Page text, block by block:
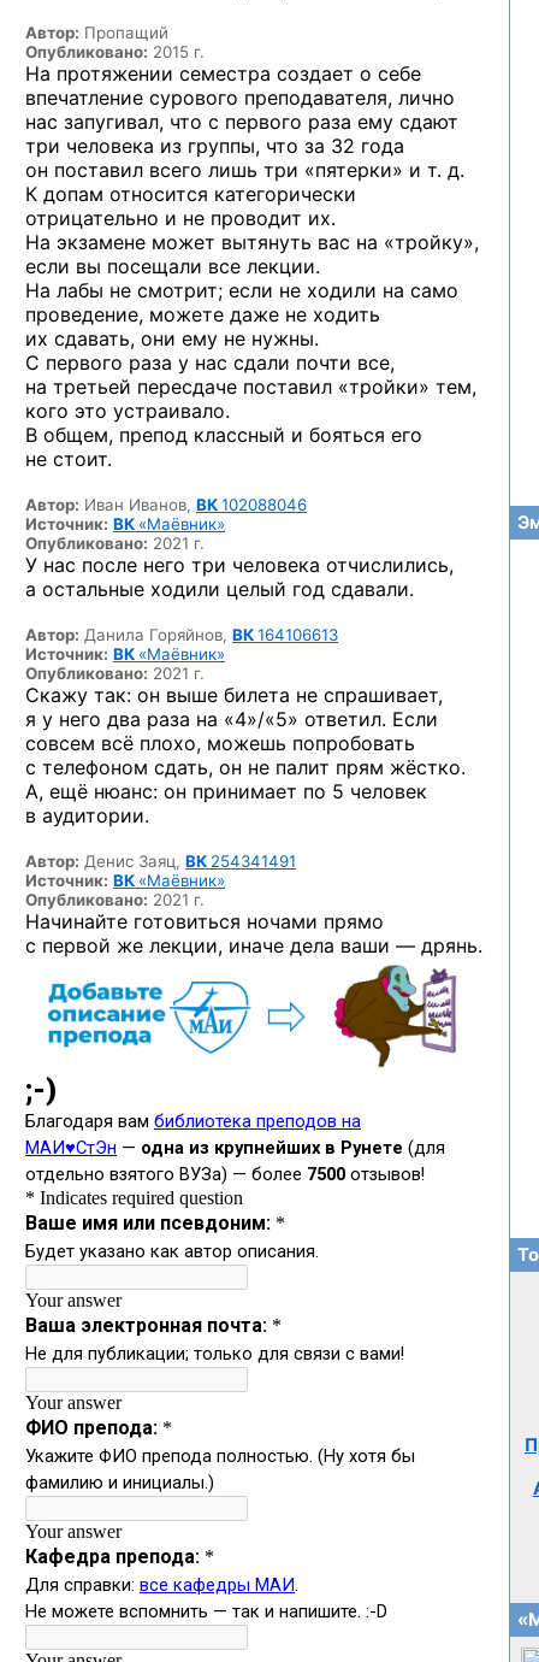
Автор: Пропащий
Опубликовано: 2015 г.
На протяжении семестра создает о себе
впечатление сурового преподавателя, лично
нас запугивал, что с первого раза ему сдают
три человека из группы, что за 32 года
он поставил всего лишь три «пятерки» и т. д.
К допам относится категорически
отрицательно и не проводит их.
На экзамене может вытянуть вас на «тройку»,
если вы посещали все лекции.
На лабы не смотрит; если не ходили на само
проведение, можете даже не ходить
их сдавать, они ему не нужны.
С первого раза у нас сдали почти все,
на третьей пересдаче поставил «тройки» тем,
кого это устраивало.
В общем, препод классный и бояться его
не стоит.
Автор: Иван Иванов, ВК102088046
Источник: ВК «Маёвник»
Опубликовано: 2021 г.
У нас после него три человека отчислились,
а остальные ходили целый год сдавали.
Автор: Данила Горяйнов, ВК164106613
Источник: ВК «Маёвник»
Опубликовано: 2021 г.
Скажу так: он выше билета не спрашивает,
я у него два раза на «4»/«5» ответил. Если
совсем всё плохо, можешь попробовать
с телефоном сдать, он не палит прям жёстко.
А, ещё нюанс: он принимает по 5 человек
в аудитории.
Автор: Денис Заяц, ВК 254341491
Источник: ВК «Маёвник»
Опубликовано: 2021 г.
Начинайте готовиться ночами прямо
с первой же лекции, иначе дела ваши — дрянь.